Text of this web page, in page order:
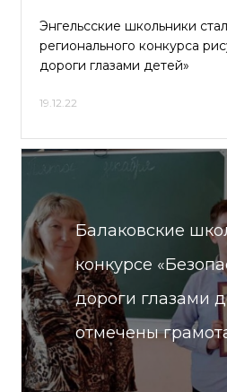
Энгельсские школьники
регионального конкурса
дороги глазами детей»
19.12.22
Балаковские
конкурсе
дороги глазами
отмечены